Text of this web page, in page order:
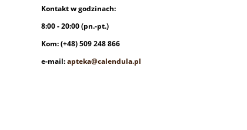
Kontakt w godzinach:
8:00 - 20:00 (pn.-pt.)
Kom: (+48) 509 248 866
e-mail:apteka@calendula.pl